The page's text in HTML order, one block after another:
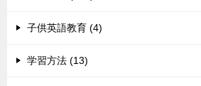
子供英語教育 (4)
学習方法 (13)